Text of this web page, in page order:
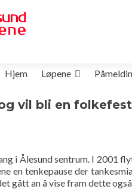
Gå
innhold
Hjem Løpene
vil bli en
i Ålesund sentrum. I 2001
en tenkepause der
gått an å vise fram dette